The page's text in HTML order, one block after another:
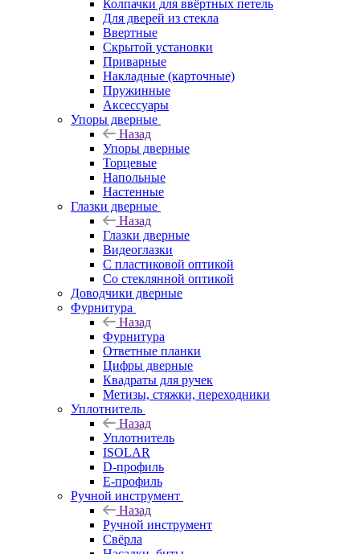
Колпачки для ввёртных петель
Для дверей из стекла
Ввертные
Скрытой установки
Приварные
Накладные (карточные)
Пружинные
Аксессуары
Упоры дверные
Назад
Упоры дверные
Торцевые
Напольные
Настенные
Глазки дверные
Назад
Глазки дверные
Видеоглазки
С пластиковой оптикой
Со стеклянной оптикой
Доводчики дверные
Фурнитура
Назад
Фурнитура
Ответные планки
Цифры дверные
Квадраты для ручек
Метизы, стяжки, переходники
Уплотнитель
Назад
Уплотнитель
ISOLAR
D-профиль
Е-профиль
Ручной инструмент
Назад
Ручной инструмент
Свёрла